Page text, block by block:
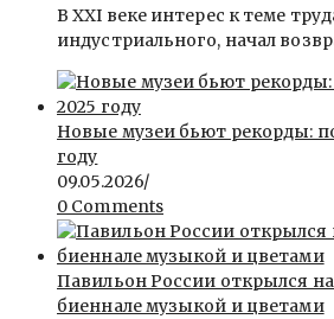
В ХХI веке интерес к теме
индустриального, начал
Новые музеи бьют рекорды:
году
09.05.2026/
0 Comments
Павильон России открылся
биеннале музыкой и цветами